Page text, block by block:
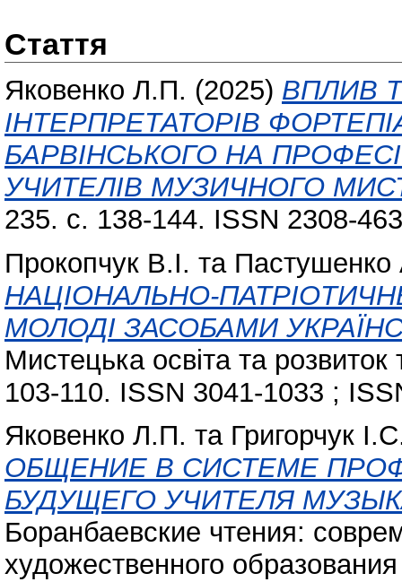
Стаття
Яковенко Л.П. (2025) ВПЛИВ
ІНТЕРПРЕТАТОРІВ
БАРВІНСЬКОГО НА
УЧИТЕЛІВ МУЗИЧНОГО
235. с. 138-144. ISSN 2308-
Прокопчук В.І. та
НАЦІОНАЛЬНО-
МОЛОДІ ЗАСОБАМИ
Мистецька освіта та
103-110. ISSN 3041-1033 ;
Яковенко Л.П. та Григорчук
ОБЩЕНИЕ В СИСТЕМЕ
БУДУЩЕГО УЧИТЕЛЯ
Боранбаевские чтения:
художественного